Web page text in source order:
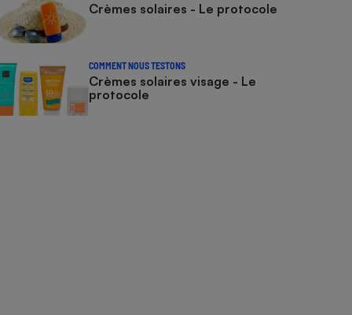
Crèmes solaires - Le protocole
COMMENT NOUS TESTONS
Crèmes solaires visage - Le
protocole